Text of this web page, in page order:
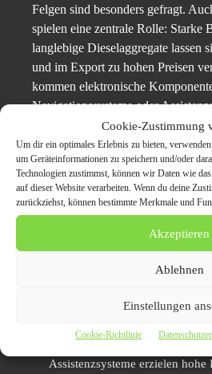
Cookie-Zustimmung
Um dir ein optimales Erlebnis zu bieten,
um Geräteinformationen zu speichern und/oder
Technologien zustimmst, können wir Daten wie
auf dieser Website verarbeiten. Wenn du deine
zurückziehst, können bestimmte Merkmale und
Akzeptieren
Ablehnen
Einstellungen
Cookie-Richtlinie
Felgen sind besonders gefragt.
spielen eine zentrale Rolle: Starke
langlebige Dieselaggregate lassen
und im Export zu hohen Preisen
kommen elektronische
Navigationssysteme oder
hoher Neupreise bei Werkstätten
gefragt sind. Vor allem SUVs und
robusten Motoren erzielen auf
Spitzenwerte, da sie dort häufig
werden können.
: M-Paket,
Lederausstattung erhöhen den
sind besonders gefragt.
Elektronik: Steuergeräte,
Assistenzsysteme erzielen hohe